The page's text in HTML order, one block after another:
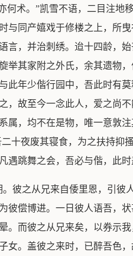
何术。”凯雪不语，二目注
与同产嬉戏于修楼之上，所
言，并治刺绣。迨十四龄，
举其家附之外氏，余其遗物
此年少偕行园中，吾此时有
，故至今一念此人，爱之尚
属，均不在是物，唯一意敦
十夜废其寝食，为之扶持抑
遇跳舞之会，吾必与偕，此时
彼之从兄来自倭里恩，引
彼偿博进。一日彼人语吾，
。而彼之从兄来矣，以券示
女。盖彼之来时，已醉吾色